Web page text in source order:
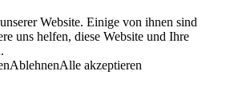
Website. Einige von ihnen sind
uns helfen, diese Website und Ihre
AblehnenAlle akzeptieren